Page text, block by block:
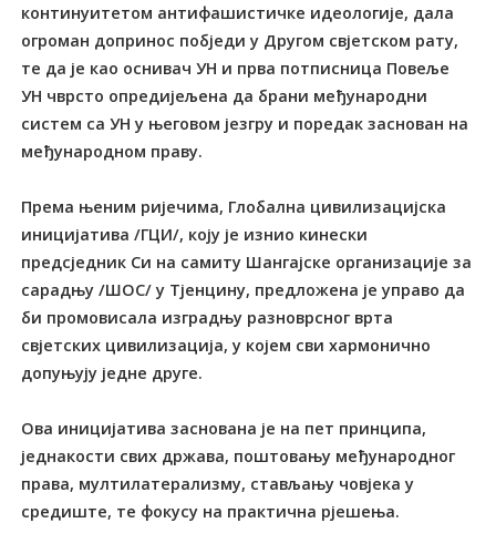
континуитетом антифашистичке идеологије, дала
огроман допринос побједи у Другом свјетском рату,
те да је као оснивач УН и прва потписница Повеље
УН чврсто опредијељена да брани међународни
систем са УН у његовом језгру и поредак заснован на
међународном праву.
Према њеним ријечима, Глобална цивилизацијска
иницијатива /ГЦИ/, коју је изнио кинески
предсједник Си на самиту Шангајске организације за
сарадњу /ШОС/ у Тјенцину, предложена је управо да
би промовисала изградњу разноврсног врта
свјетских цивилизација, у којем сви хармонично
допуњују једне друге.
Ова иницијатива заснована је на пет принципа,
једнакости свих држава, поштовању међународног
права, мултилатерализму, стављању човјека у
средиште, те фокусу на практична рјешења.